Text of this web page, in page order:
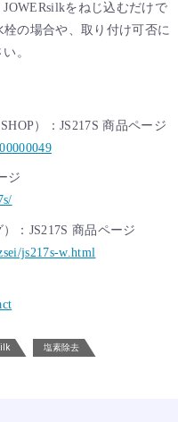
をねじ込むだけで
の場合や、取り付け可否に
。
）：JS217S 商品ページ
ジ
：JS217S 商品ページ
js217s-w.html
塩素除去